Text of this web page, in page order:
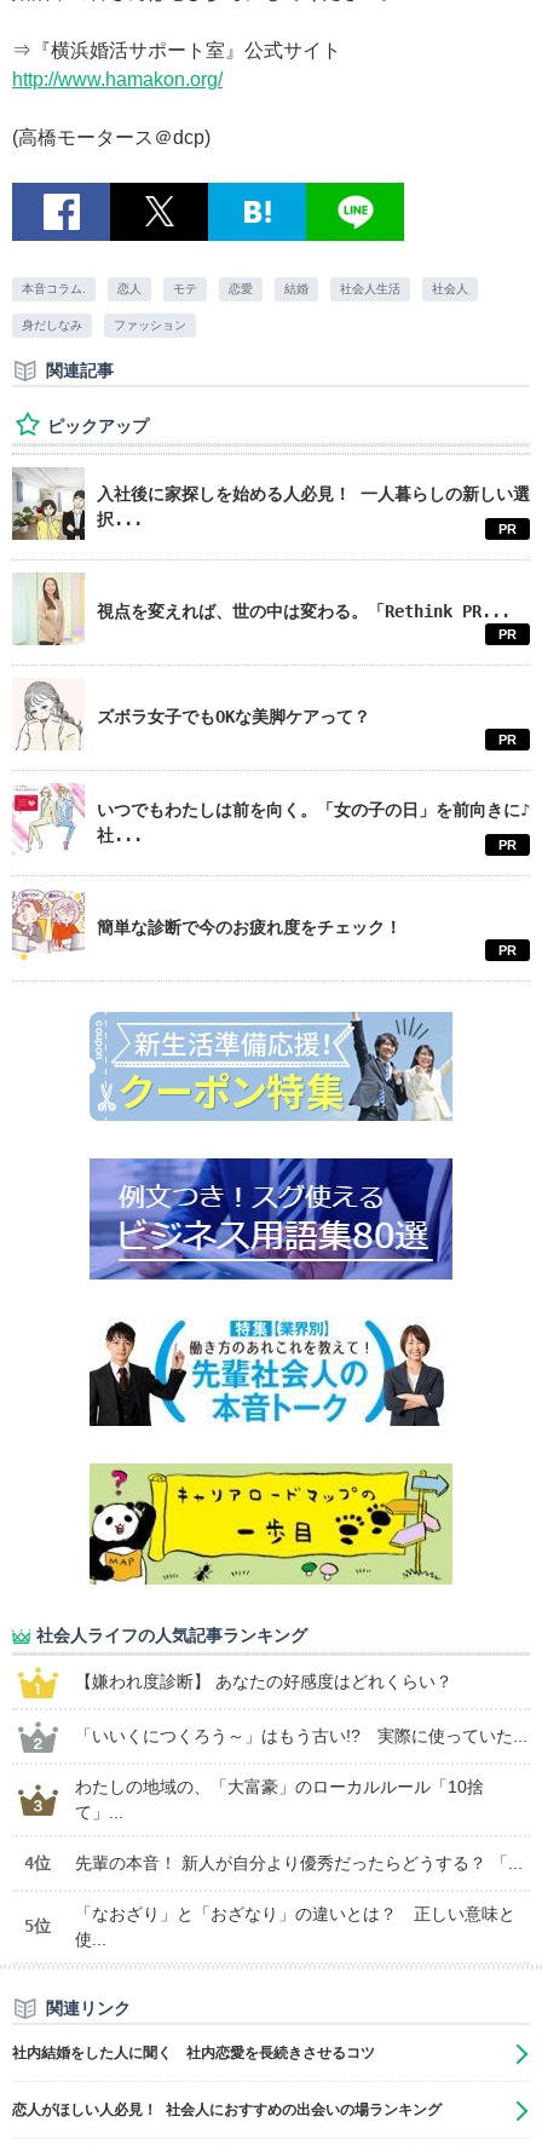
⇒『横浜婚活サポート室』公式サイト
http://www.hamakon.org/
(高橋モータース＠dcp)
本音コラム. 恋人 モテ 恋愛 結婚 社会人生活 社会人
身だしなみ ファッション
関連記事
ピックアップ
入社後に家探しを始める人必見！ 一人暮らしの新しい選
択...
PR
視点を変えれば、世の中は変わる。「Rethink PR...
PR
ズボラ女子でもOKな美脚ケアって？
PR
いつでもわたしは前を向く。「女の子の日」を前向きに♪
社...
PR
簡単な診断で今のお疲れ度をチェック！
PR
社会人ライフの人気記事ランキング
【嫌われ度診断】 あなたの好感度はどれくらい？
「いいくにつくろう～」はもう古い!? 実際に使っていた...
わたしの地域の、「大富豪」のローカルルール「10捨
て」...
4位 先輩の本音！ 新人が自分より優秀だったらどうする？ 「...
5位
「なおざり」と「おざなり」の違いとは？ 正しい意味と
使...
関連リンク
社内結婚をした人に聞く 社内恋愛を長続きさせるコツ
恋人がほしい人必見！ 社会人におすすめの出会いの場ランキング